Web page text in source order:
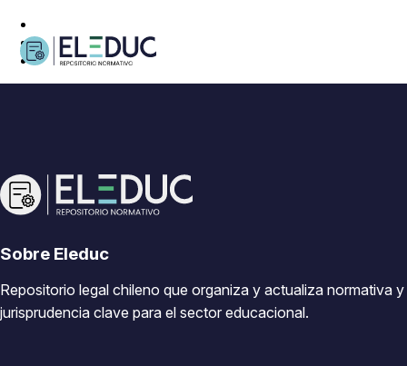
Sobre Eleduc
Repositorio legal chileno que organiza y actualiza normativa y
jurisprudencia clave para el sector educacional.